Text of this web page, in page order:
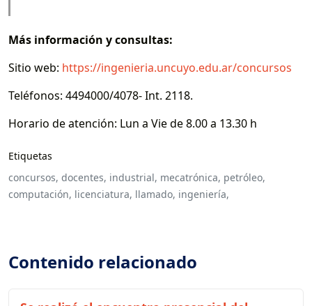
Más información y consultas:
Sitio web: https://ingenieria.uncuyo.edu.ar/concursos
Teléfonos: 4494000/4078- Int. 2118.
Horario de atención: Lun a Vie de 8.00 a 13.30 h
Etiquetas
concursos, docentes, industrial, mecatrónica, petróleo,
computación, licenciatura, llamado, ingeniería,
Contenido relacionado